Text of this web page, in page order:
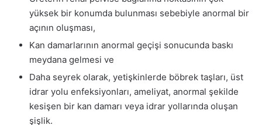
yüksek bir konumda bulunması sebebiyle anormal bir
açının oluşması,
Kan damarlarının anormal geçişi sonucunda baskı
meydana gelmesi ve
Daha seyrek olarak, yetişkinlerde böbrek taşları, üst
idrar yolu enfeksiyonları, ameliyat, anormal şekilde
kesişen bir kan damarı veya idrar yollarında oluşan
şişlik.